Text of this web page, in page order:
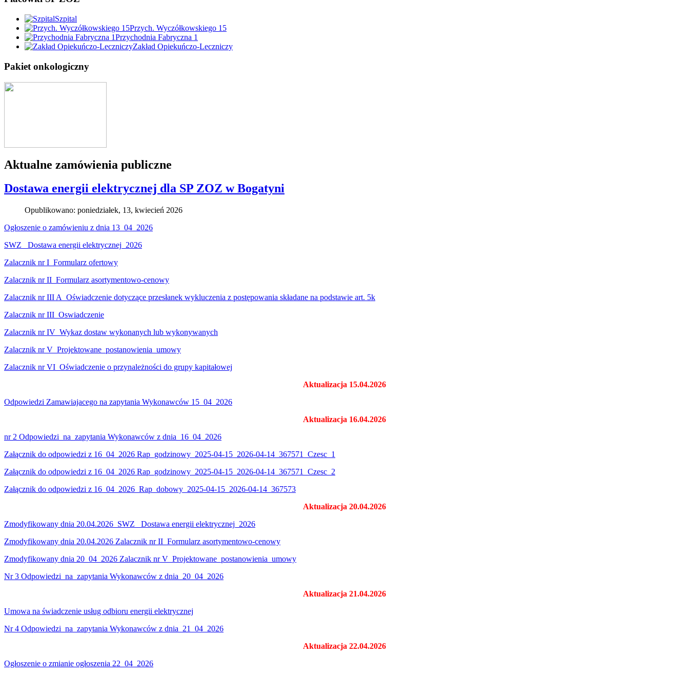
Szpital
Przych. Wyczółkowskiego 15
Przychodnia Fabryczna 1
Zakład Opiekuńczo-Leczniczy
Pakiet onkologiczny
Aktualne zamówienia publiczne
Dostawa energii elektrycznej dla SP ZOZ w Bogatyni
Opublikowano: poniedziałek, 13, kwiecień 2026
Ogłoszenie o zamówieniu z dnia 13_04_2026
SWZ _Dostawa energii elektrycznej_2026
Zalacznik nr I_Formularz ofertowy
Zalacznik nr II_Formularz asortymentowo-cenowy
Zalacznik nr III A_Oświadczenie dotyczące przesłanek wykluczenia z postępowania składane na podstawie art. 5k
Zalacznik nr III_Oswiadczenie
Zalacznik nr IV_Wykaz dostaw wykonanych lub wykonywanych
Zalacznik nr V_Projektowane_postanowienia_umowy
Zalacznik nr VI_Oświadczenie o przynależności do grupy kapitałowej
Aktualizacja 15.04.2026
Odpowiedzi Zamawiajacego na zapytania Wykonawców 15_04_2026
Aktualizacja 16.04.2026
nr 2 Odpowiedzi_na_zapytania Wykonawców z dnia 16_04_2026
Załącznik do odpowiedzi z 16_04_2026 Rap_godzinowy_2025-04-15_2026-04-14_367571_Czesc_1
Załącznik do odpowiedzi z 16_04_2026 Rap_godzinowy_2025-04-15_2026-04-14_367571_Czesc_2
Załącznik do odpowiedzi z 16_04_2026_Rap_dobowy_2025-04-15_2026-04-14_367573
Aktualizacja 20.04.2026
Zmodyfikowany dnia 20.04.2026 SWZ _Dostawa energii elektrycznej_2026
Zmodyfikowany dnia 20.04.2026 Zalacznik nr II_Formularz asortymentowo-cenowy
Zmodyfikowany dnia 20_04_2026 Zalacznik nr V_Projektowane_postanowienia_umowy
Nr 3 Odpowiedzi_na_zapytania Wykonawców z dnia 20_04_2026
Aktualizacja 21.04.2026
Umowa na świadczenie usług odbioru energii elektrycznej
Nr 4 Odpowiedzi_na_zapytania Wykonawców z dnia 21_04_2026
Aktualizacja 22.04.2026
Ogłoszenie o zmianie ogłoszenia 22_04_2026